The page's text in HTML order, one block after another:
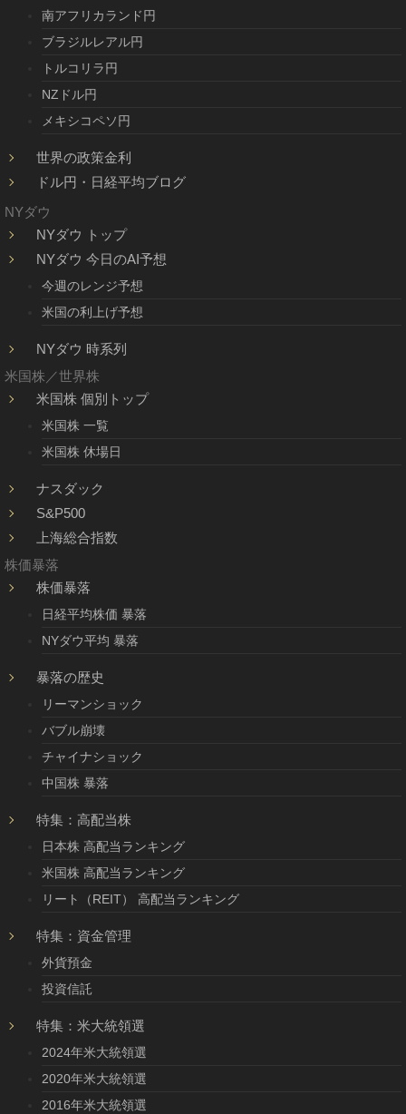
南アフリカランド円
ブラジルレアル円
トルコリラ円
NZドル円
メキシコペソ円
世界の政策金利
ドル円・日経平均ブログ
NYダウ
NYダウ トップ
NYダウ 今日のAI予想
今週のレンジ予想
米国の利上げ予想
NYダウ 時系列
米国株／世界株
米国株 個別トップ
米国株 一覧
米国株 休場日
ナスダック
S&P500
上海総合指数
株価暴落
株価暴落
日経平均株価 暴落
NYダウ平均 暴落
暴落の歴史
リーマンショック
バブル崩壊
チャイナショック
中国株 暴落
特集：高配当株
日本株 高配当ランキング
米国株 高配当ランキング
リート（REIT） 高配当ランキング
特集：資金管理
外貨預金
投資信託
特集：米大統領選
2024年米大統領選
2020年米大統領選
2016年米大統領選